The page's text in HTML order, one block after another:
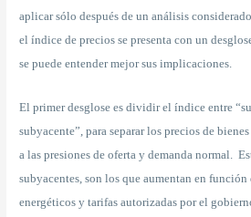
aplicar sólo después de un análisis
el índice de precios se presenta con un
se puede entender mejor sus implicaciones.
El primer desglose es dividir el índice entre
subyacente”, para separar los precios de
a las presiones de oferta y demanda normal.
subyacentes, son los que aumentan en
energéticos y tarifas autorizadas por el